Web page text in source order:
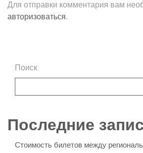
Для отправки комментария вам
авторизоваться.
Поиск
Последние
Стоимость билетов между